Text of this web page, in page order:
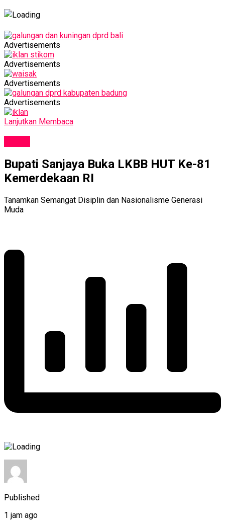
Advertisements
Advertisements
Advertisements
Advertisements
Lanjutkan Membaca
Bupati Sanjaya Buka LKBB HUT Ke-81
Kemerdekaan RI
Tanamkan Semangat Disiplin dan Nasionalisme Generasi
Muda
Published
1 jam ago